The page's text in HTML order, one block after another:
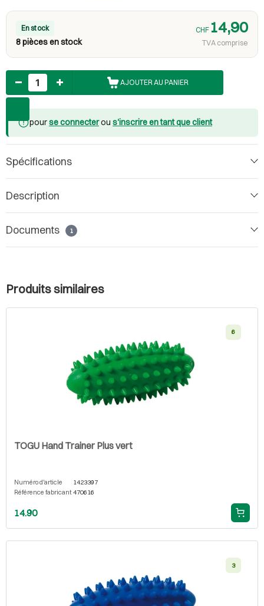
En stock
8 pièces en stock
CHF 14,90
TVA comprise
Nombre
AJOUTER AU PANIER
pourse connecterou s'inscrire en tant que client
Spécifications
Description
Documents 1
Produits similaires
6
TOGU Hand Trainer Plus vert
Numéro d'article
1423397
Référence fabricant 470616
14.90
3